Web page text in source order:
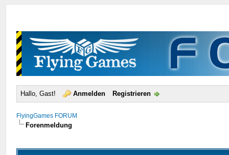
Hallo, Gast! Anmelden Registrieren
FlyingGames FORUM
Forenmeldung